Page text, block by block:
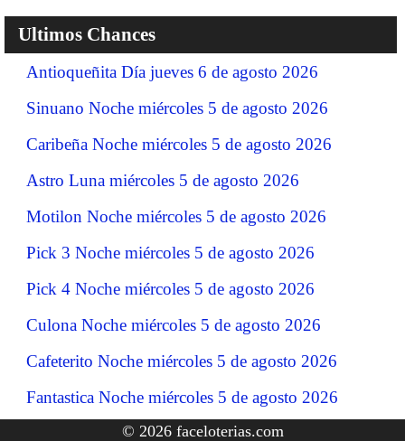
Ultimos Chances
Antioqueñita Día jueves 6 de agosto 2026
Sinuano Noche miércoles 5 de agosto 2026
Caribeña Noche miércoles 5 de agosto 2026
Astro Luna miércoles 5 de agosto 2026
Motilon Noche miércoles 5 de agosto 2026
Pick 3 Noche miércoles 5 de agosto 2026
Pick 4 Noche miércoles 5 de agosto 2026
Culona Noche miércoles 5 de agosto 2026
Cafeterito Noche miércoles 5 de agosto 2026
Fantastica Noche miércoles 5 de agosto 2026
© 2026 faceloterias.com